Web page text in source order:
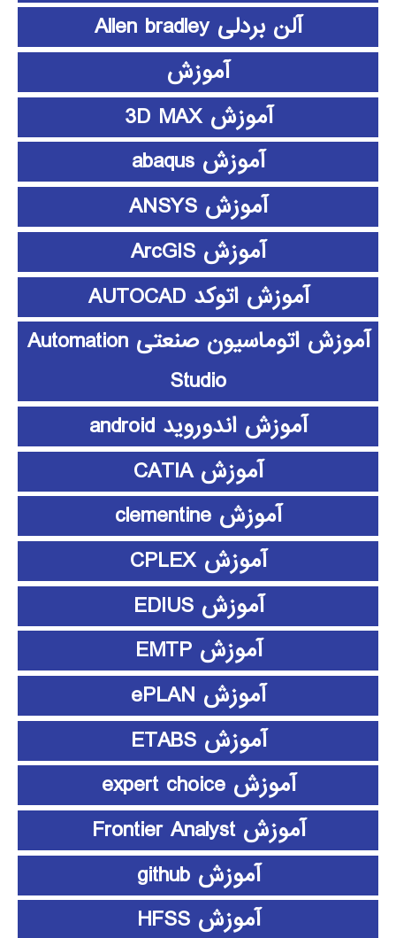
آلن بردلی Allen bradley
آموزش
آموزش 3D MAX
آموزش abaqus
آموزش ANSYS
آموزش ArcGIS
آموزش اتوکد AUTOCAD
آموزش اتوماسیون صنعتی Automation
Studio
آموزش اندوروید android
آموزش CATIA
آموزش clementine
آموزش CPLEX
آموزش EDIUS
آموزش EMTP
آموزش ePLAN
آموزش ETABS
آموزش expert choice
آموزش Frontier Analyst
آموزش github
آموزش HFSS